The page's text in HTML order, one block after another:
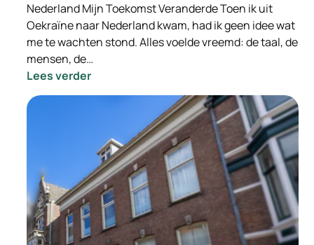
Nederland Mijn Toekomst Veranderde Toen ik uit
Oekraïne naar Nederland kwam, had ik geen idee wat
me te wachten stond. Alles voelde vreemd: de taal, de
mensen, de…
Lees verder:
Hoe
Nederland
Mijn
Toekomst
Veranderde